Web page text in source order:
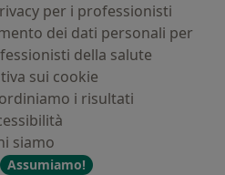
per i professionisti
dei dati personali per
della salute
sui cookie
i risultati
siamo
Assumiamo!